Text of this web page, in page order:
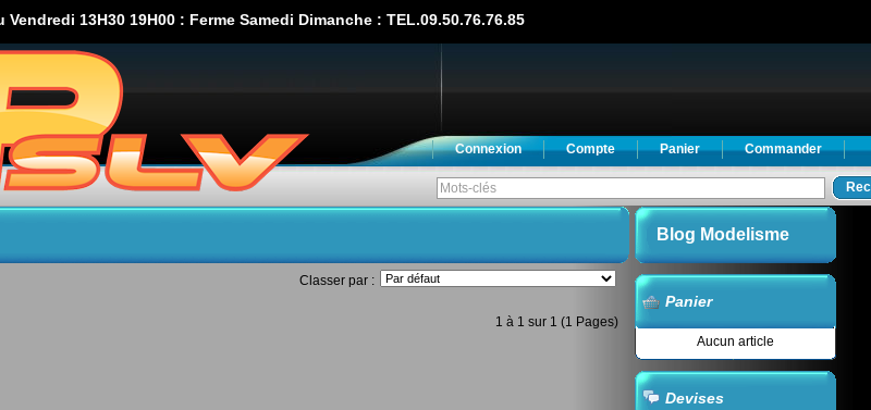
13H30 19H00 : Ferme Samedi Dimanche : TEL.09.50.76.76.85
Connexion Compte Panier Commander
Blog Modelisme
Panier
Aucun article
Devises
Classer par :
1 à 1 sur 1 (1 Pages)